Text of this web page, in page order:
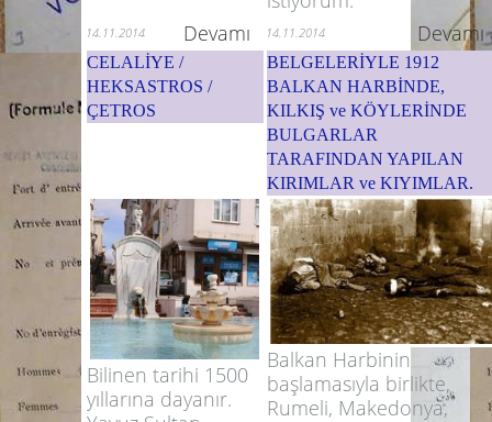
14.11.2014 Devamı 14.11.2014 Devamı
CELALİYE /
HEKSASTROS /
ÇETROS
BELGELERİYLE 1912
BALKAN HARBİNDE,
KILKIŞ ve KÖYLERİNDE
BULGARLAR
TARAFINDAN YAPILAN
KIRIMLAR ve KIYIMLAR.
Bilinen tarihi 1500
yıllarına dayanır.
Balkan Harbinin
başlamasıyla birlikte,
Rumeli, Makedonya,